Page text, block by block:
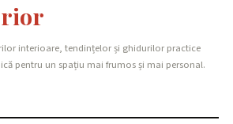
interioare, tendințelor și ghidurilor practice
pentru un spațiu mai frumos și mai personal.